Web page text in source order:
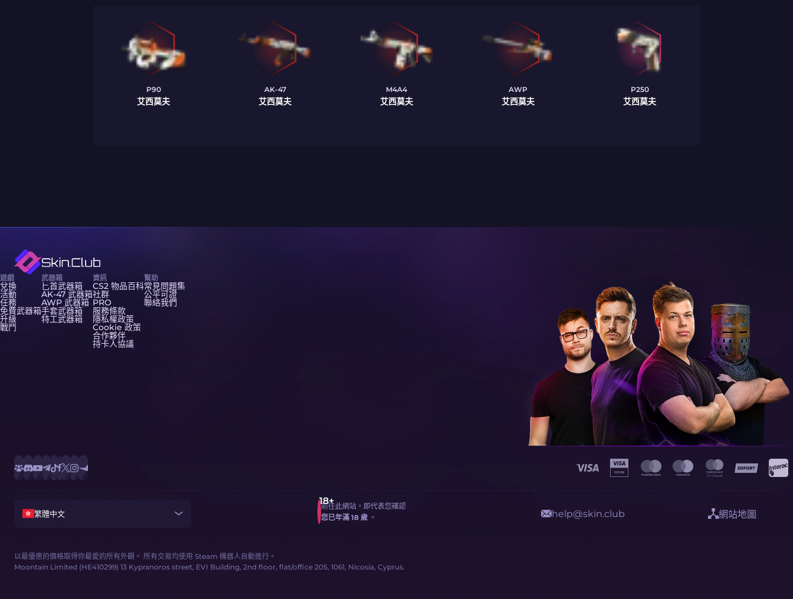
P90
艾西莫夫
AK-47
艾西莫夫
M4A4
艾西莫夫
AWP
艾西莫夫
P250
艾西莫夫
以最優惠的價格取得你最愛的所有外觀。 所有交易均使用 Steam 機器人自動進行。
Moontain Limited (HE410299) 13 Kypranoros street, EVI Building, 2nd floor, flat/office 205, 1061, Nicosia, Cyprus.
繁體中文
遊戲
兌換
活動
任務
免費武器箱
升級
戰鬥
武器箱
匕首武器箱
AK-47 武器箱
AWP 武器箱
手套武器箱
特工武器箱
資訊
CS2 物品百科
社群
PRO
服務條款
隱私權政策
Cookie 政策
合作夥伴
持卡人協議
幫助
常見問題集
公平可證
聯絡我們
前往此網站，即代表您確認
您已年滿 18 歲 。 help@skin.club 網站地圖